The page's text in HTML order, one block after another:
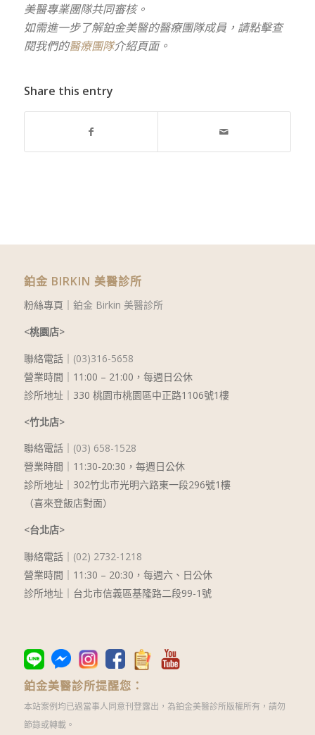
美醫專業團隊共同審核。
如需進一步了解鉑金美醫的醫療團隊成員，請點擊查
閱我們的醫療團隊介紹頁面。
Share this entry
鉑金 BIRKIN 美醫診所
粉絲專頁｜ 鉑金 Birkin 美醫診所
<桃園店>
聯絡電話｜ (03)316-5658
營業時間｜11:00 – 21:00，每週日公休
診所地址｜330 桃園市桃園區中正路1106號1樓
<竹北店>
聯絡電話｜ (03) 658-1528
營業時間｜11:30-20:30，每週日公休
診所地址｜302竹北市光明六路東一段296號1樓
（喜來登飯店對面）
<台北店>
聯絡電話｜ (02) 2732-1218
營業時間｜ 11:30 – 20:30 ，每週六、日公休
診所地址｜台北市信義區基隆路二段99-1號
鉑金美醫診所提醒您：
本站案例均已過當事人同意刊登露出，為鉑金美醫診所版權所有，請勿
節錄或轉載。